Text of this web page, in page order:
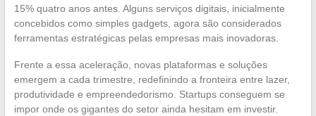
15% quatro anos antes. Alguns serviços digitais, inicialmente
concebidos como simples gadgets, agora são considerados
ferramentas estratégicas pelas empresas mais inovadoras.
Frente a essa aceleração, novas plataformas e soluções
emergem a cada trimestre, redefinindo a fronteira entre lazer,
produtividade e empreendedorismo. Startups conseguem se
impor onde os gigantes do setor ainda hesitam em investir.